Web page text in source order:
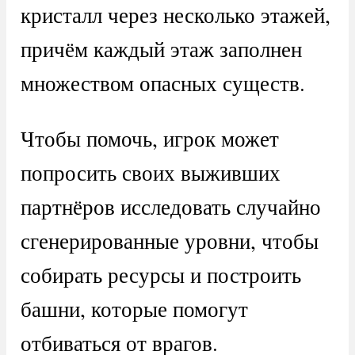
кристалл через несколько этажей,
причём каждый этаж заполнен
множеством опасных существ.
Чтобы помочь, игрок может
попросить своих выживших
партнёров исследовать случайно
сгенерированные уровни, чтобы
собирать ресурсы и построить
башни, которые помогут
отбиваться от врагов.